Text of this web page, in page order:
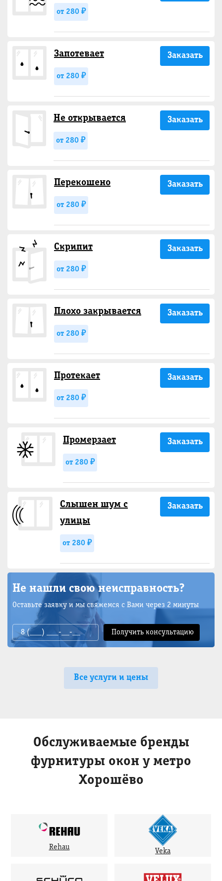
от 280 ₽
Запотевает
от 280 ₽
Заказать
Не открывается
от 280 ₽
Заказать
Перекошено
от 280 ₽
Заказать
Скрипит
от 280 ₽
Заказать
Плохо закрывается
от 280 ₽
Заказать
Протекает
от 280 ₽
Заказать
Промерзает
от 280 ₽
Заказать
Слышен шум с
улицы
от 280 ₽
Заказать
Не нашли свою неисправность?
Оставьте заявку и мы свяжемся с Вами через 2 минуты
Все услуги и цены
Обслуживаемые бренды
фурнитуры окон у метро
Хорошёво
Rehau
Veka